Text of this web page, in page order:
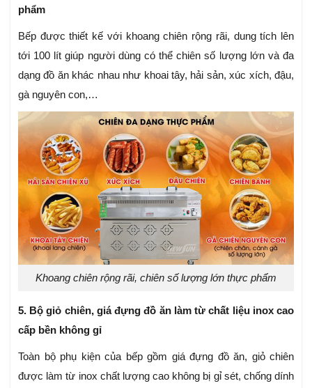
phẩm
Bếp được thiết kế với khoang chiên rộng rãi, dung tích lên
tới 100 lít giúp người dùng có thể chiên số lượng lớn và đa
dạng đồ ăn khác nhau như khoai tây, hải sản, xúc xích, đậu,
gà nguyên con,…
Khoang chiên rộng rãi, chiên số lượng lớn thực phẩm
5. Bộ giỏ chiên, giá đựng đồ ăn làm từ chất liệu inox cao
cấp bền không gỉ
Toàn bộ phụ kiện của bếp gồm giá đựng đồ ăn, giỏ chiên
được làm từ inox chất lượng cao không bị gỉ sét, chống dính